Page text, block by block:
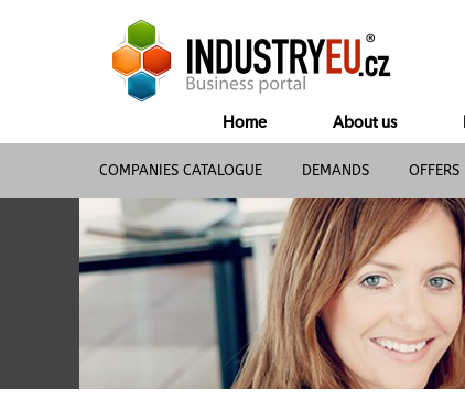
Home About us
COMPANIES CATALOGUE DEMANDS OFFERS